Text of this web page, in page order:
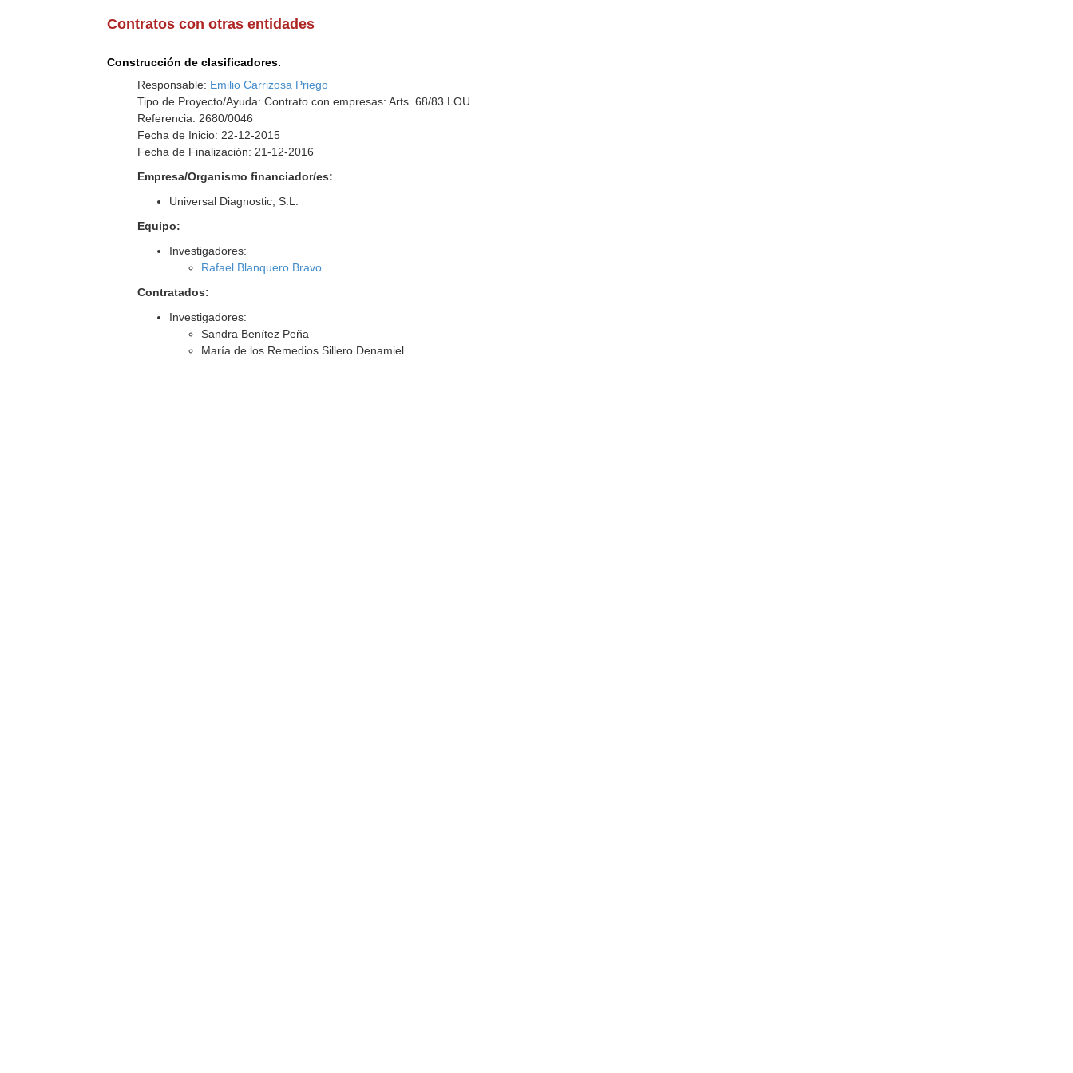
Contratos con otras entidades
Construcción de clasificadores.
Responsable: Emilio Carrizosa Priego
Tipo de Proyecto/Ayuda: Contrato con empresas: Arts. 68/83 LOU
Referencia: 2680/0046
Fecha de Inicio: 22-12-2015
Fecha de Finalización: 21-12-2016
Empresa/Organismo financiador/es:
Universal Diagnostic, S.L.
Equipo:
Investigadores:
Rafael Blanquero Bravo
Contratados:
Investigadores:
Sandra Benítez Peña
María de los Remedios Sillero Denamiel